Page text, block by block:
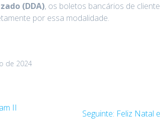
(DDA), os boletos bancários de
por essa modalidade.
de 2024
II
Seguinte: Post
Feliz Natal